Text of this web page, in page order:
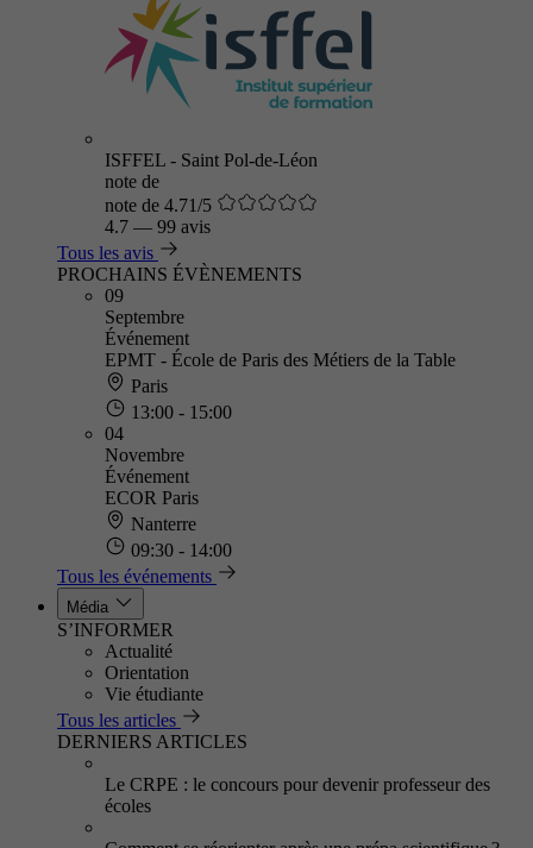
ISFFEL - Saint Pol-de-Léon
note de
note de 4.71/5
4.7 — 99 avis
Tous les avis
PROCHAINS ÉVÈNEMENTS
09
Septembre
Événement
EPMT - École de Paris des Métiers de la Table
Paris
13:00 - 15:00
04
Novembre
Événement
ECOR Paris
Nanterre
09:30 - 14:00
Tous les événements
Média
S’INFORMER
Actualité
Orientation
Vie étudiante
Tous les articles
DERNIERS ARTICLES
Le CRPE : le concours pour devenir professeur des
écoles